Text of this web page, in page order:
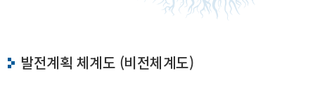
발전계획 체계도 (비전체계도)